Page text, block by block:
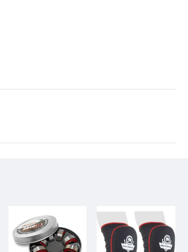
72mm / 82A (M) PU 76mm / 82A (L)
brzdu